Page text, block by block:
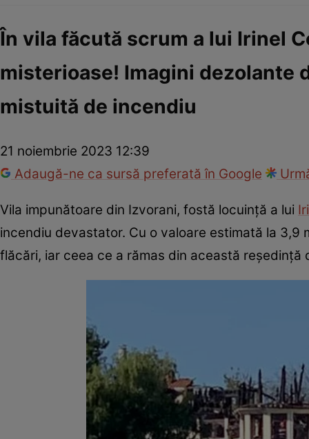
În vila făcută scrum a lui Irinel
misterioase! Imagini dezolante
mistuită de incendiu
21 noiembrie 2023 12:39
Adaugă-ne ca sursă preferată în Google
Vila impunătoare din Izvorani, fostă locuință a lui
incendiu devastator. Cu o valoare estimată la 3,9
flăcări, iar ceea ce a rămas din această